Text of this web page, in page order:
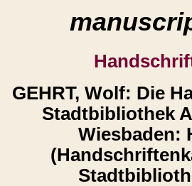
GEHRT, Wolf: Die
Stadtbibliothek
Wiesbaden: